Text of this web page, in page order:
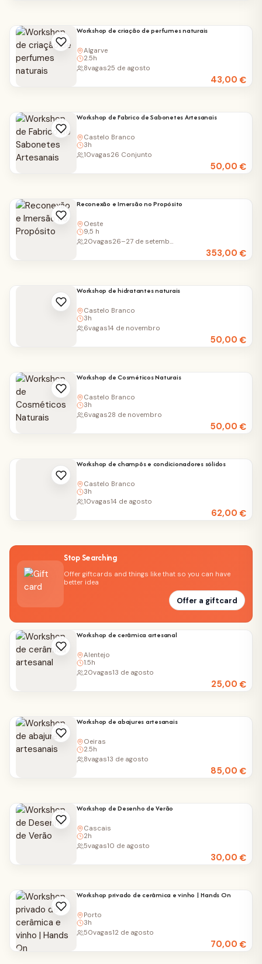
Workshop de criação de perfumes naturais
Algarve
2.5h
43,00€
8vagas25 de agosto
Workshop de Fabrico de Sabonetes Artesanais
Castelo Branco
3h
50,00€
10vagas26 Conjunto
Reconexão e Imersão no Propósito
Oeste
9,5 h
353,00€
20vagas 26–27 de setembro
Workshop de hidratantes naturais
Castelo Branco
3h
50,00€
6vagas14 de novembro
Workshop de Cosméticos Naturais
Castelo Branco
3h
50,00€
6vagas28 de novembro
Workshop de champôs e condicionadores sólidos
Castelo Branco
3h
62,00€
10vagas14 de agosto
Stop Searching
Offer giftcards and things like that so you can have
better idea
Offer a giftcard
Workshop de cerâmica artesanal
Alentejo
1.5h
25,00€
20vagas13 de agosto
Workshop de abajures artesanais
Oeiras
2.5h
85,00€
8vagas13 de agosto
Workshop de Desenho de Verão
Cascais
2h
30,00€
5vagas10 de agosto
Workshop privado de cerâmica e vinho | Hands On
Porto
3h
70,00€
50vagas12 de agosto